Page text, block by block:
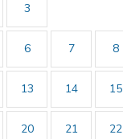
3
6 7 8
13 14 15
20 21 22